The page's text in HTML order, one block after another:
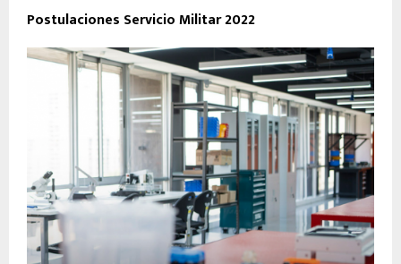
Postulaciones Servicio Militar 2022